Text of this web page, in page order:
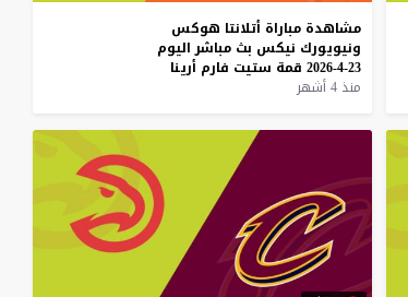
مشاهدة مباراة أتلانتا هوكس
ونيويورك نيكس بث مباشر اليوم
23-4-2026
قمة ستيت فارم أرينا
منذ 4 أشهر